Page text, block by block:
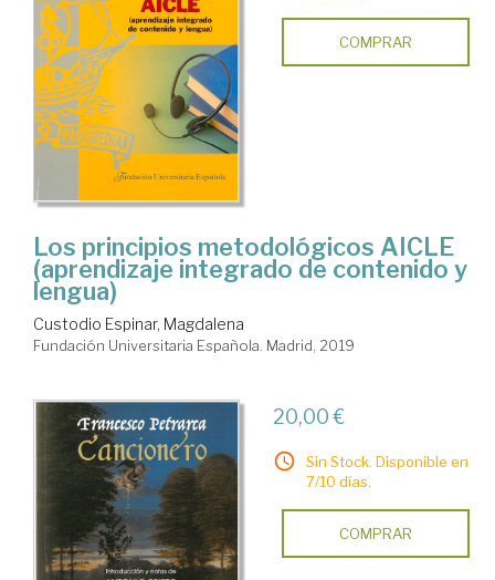
COMPRAR
Los principios metodológicos AICLE
(aprendizaje integrado de contenido y
lengua)
Custodio Espinar, Magdalena
Fundación Universitaria Española. Madrid, 2019
20,00 €
Sin Stock. Disponible en
7/10 días.
COMPRAR